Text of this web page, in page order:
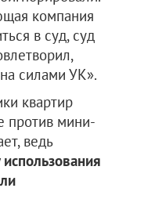
компания
в суд, суд
силами УК».
квартир
против мини-
ведь